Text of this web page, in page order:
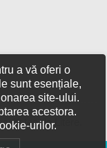
de Litere.
a vă oferi o
sunt esențiale,
site-ului.
acestora.
urilor.